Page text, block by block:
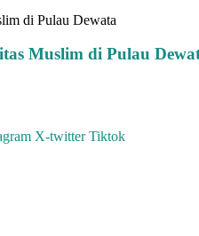
di Pulau Dewata
Muslim di Pulau
X-twitter Tiktok